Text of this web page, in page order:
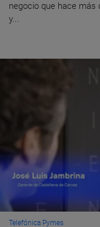
negocio que hace más
y...
Telefónica Pymes